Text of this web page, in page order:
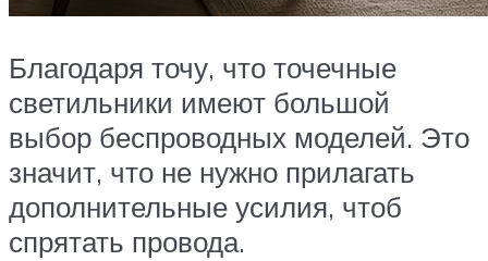
Благодаря точу, что точечные
светильники имеют большой
выбор беспроводных моделей. Это
значит, что не нужно прилагать
дополнительные усилия, чтоб
спрятать провода.